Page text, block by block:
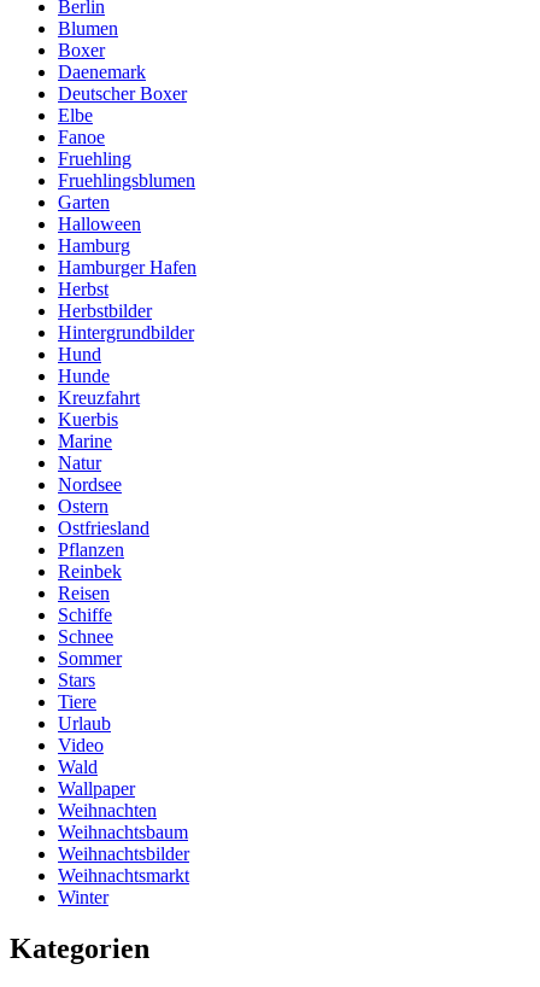
Berlin
Blumen
Boxer
Daenemark
Deutscher Boxer
Elbe
Fanoe
Fruehling
Fruehlingsblumen
Garten
Halloween
Hamburg
Hamburger Hafen
Herbst
Herbstbilder
Hintergrundbilder
Hund
Hunde
Kreuzfahrt
Kuerbis
Marine
Natur
Nordsee
Ostern
Ostfriesland
Pflanzen
Reinbek
Reisen
Schiffe
Schnee
Sommer
Stars
Tiere
Urlaub
Video
Wald
Wallpaper
Weihnachten
Weihnachtsbaum
Weihnachtsbilder
Weihnachtsmarkt
Winter
Kategorien